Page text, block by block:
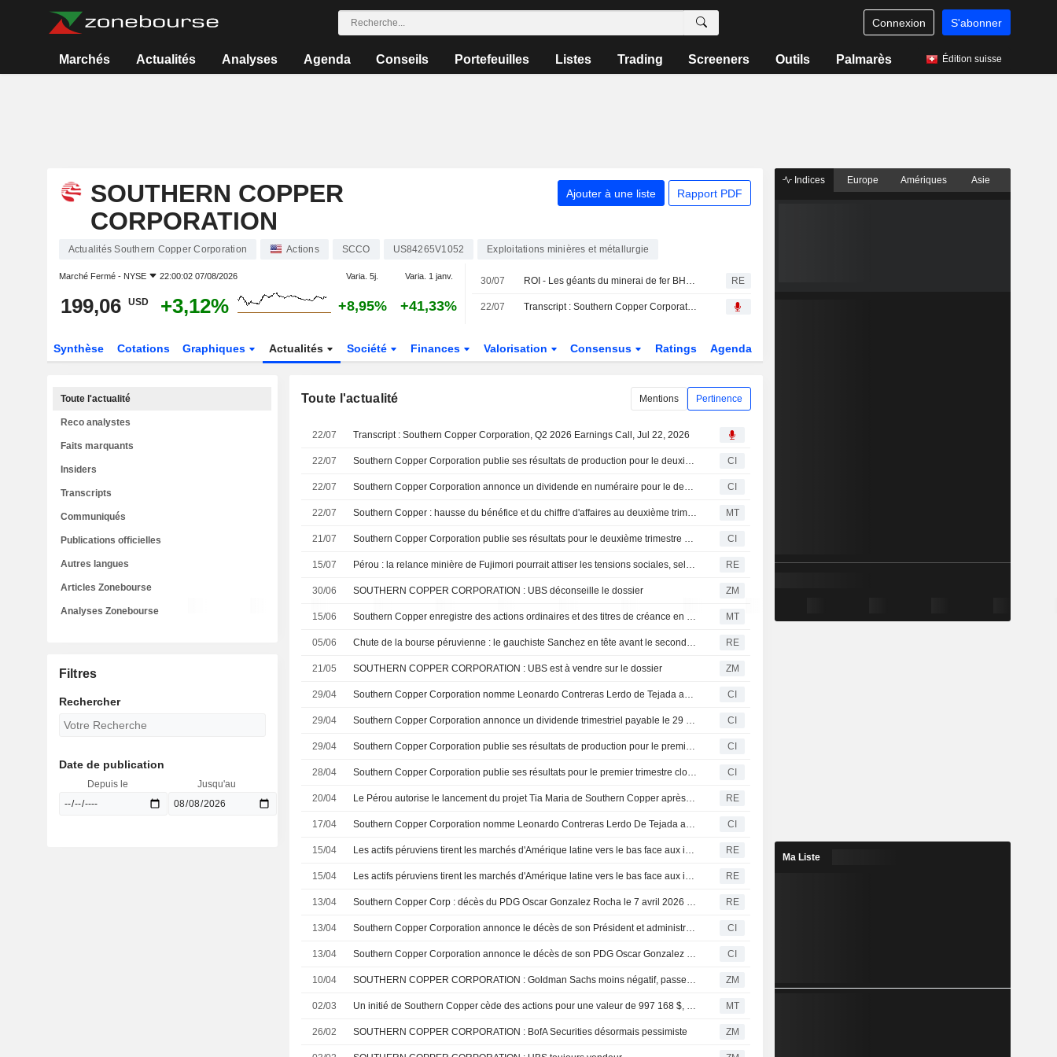
Connexion S'abonner
Marchés Actualités Analyses Agenda Conseils Portefeuilles Listes Trading Screeners Outils Palmarès Édition suisse
SOUTHERN COPPER
CORPORATION
Ajouter à une liste Rapport PDF
Actualités Southern Copper Corporation Actions SCCO US84265V1052 Exploitations minières et métallurgie
Marché Fermé - NYSE 22:00:02 07/08/2026 Varia. 5j. Varia. 1 janv.
199,06 USD +3,12% +8,95% +41,33%
30/07 ROI - Les géants du minerai de fer BHP et Rio se transforment en acteurs du cuivre : Russell RE
22/07 Transcript : Southern Copper Corporation, Q2 2026 Earnings Call, Jul 22, 2026
Synthèse Cotations Graphiques Actualités Société Finances Valorisation Consensus Ratings Agenda
Toute l'actualité Mentions Pertinence
22/07 Transcript : Southern Copper Corporation, Q2 2026 Earnings Call, Jul 22, 2026
22/07 Southern Copper Corporation publie ses résultats de production pour le deuxième trimestre et le premier semestre clos le 30 juin 2026 CI
22/07 Southern Copper Corporation annonce un dividende en numéraire pour le deuxième trimestre clos le 30 juin 2026, payable le 27 août 2026 CI
22/07 Southern Copper : hausse du bénéfice et du chiffre d'affaires au deuxième trimestre MT
21/07 Southern Copper Corporation publie ses résultats pour le deuxième trimestre et le premier semestre clos le 30 juin 2026 CI
15/07 Pérou : la relance minière de Fujimori pourrait attiser les tensions sociales, selon une étude RE
30/06 SOUTHERN COPPER CORPORATION : UBS déconseille le dossier ZM
15/06 Southern Copper enregistre des actions ordinaires et des titres de créance en vue d'émissions futures MT
05/06 Chute de la bourse péruvienne : le gauchiste Sanchez en tête avant le second tour de la présidentielle RE
21/05 SOUTHERN COPPER CORPORATION : UBS est à vendre sur le dossier ZM
29/04 Southern Copper Corporation nomme Leonardo Contreras Lerdo de Tejada au poste de Directeur Général CI
29/04 Southern Copper Corporation annonce un dividende trimestriel payable le 29 mai 2026 CI
29/04 Southern Copper Corporation publie ses résultats de production pour le premier trimestre clos le 31 mars 2026 CI
28/04 Southern Copper Corporation publie ses résultats pour le premier trimestre clos le 31 mars 2026 CI
20/04 Le Pérou autorise le lancement du projet Tia Maria de Southern Copper après des années de blocage RE
17/04 Southern Copper Corporation nomme Leonardo Contreras Lerdo De Tejada au poste de PDG par intérim, avec effet au 16 avril 2026 CI
15/04 Les actifs péruviens tirent les marchés d'Amérique latine vers le bas face aux incertitudes électorales RE
15/04 Les actifs péruviens tirent les marchés d'Amérique latine vers le bas face aux incertitudes électorales RE
13/04 Southern Copper Corp : décès du PDG Oscar Gonzalez Rocha le 7 avril 2026 - document SEC RE
13/04 Southern Copper Corporation annonce le décès de son Président et administrateur, Oscar Gonzalez Rocha, le 7 avril 2026 CI
13/04 Southern Copper Corporation annonce le décès de son PDG Oscar Gonzalez Rocha le 7 avril 2026 CI
10/04 SOUTHERN COPPER CORPORATION : Goldman Sachs moins négatif, passe à neutre ZM
02/03 Un initié de Southern Copper cède des actions pour une valeur de 997 168 $, selon un dépôt récent à la SEC MT
26/02 SOUTHERN COPPER CORPORATION : BofA Securities désormais pessimiste ZM
Toute l'actualité
Reco analystes
Faits marquants
Insiders
Transcripts
Communiqués
Publications officielles
Autres langues
Articles Zonebourse
Analyses Zonebourse
Filtres
Rechercher
Date de publication
Depuis le Jusqu'au
Indices Europe Amériques Asie
Ma Liste